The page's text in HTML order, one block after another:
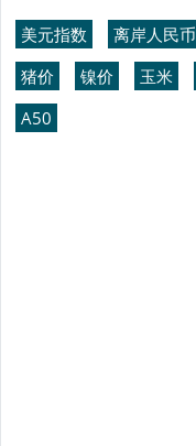
美元指数 离岸人民币
猪价
镍价 玉米
A50